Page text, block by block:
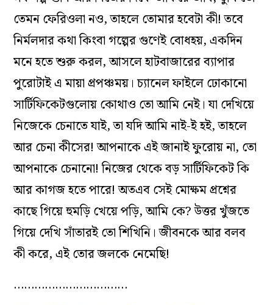
তেমন ফেরিওলা নও, তাহলে তোমার হবেটা কী! তবে
নির্মলদার কথা কিংবা গল্পের গুণেই বোধহয়, একদিন
মনে হতে শুরু করল, আসলে হাটবাজারের ব্যাপার
পুরোটাই এ মায়া প্রপঞ্চময়। চ্যানেল ফাইলে ঢোকানো
সার্টিফিকেটগুলোয় কোথাও তো আমি নেই। যা দেখিয়ে
নিজেকে চেনাতে যাই, তা যদি আমি নাই-ই হই, তাহলে
আর চেনা কীসের! আপনাকে এই জানাই ফুরোয় না, তো
আপনাকে চেনানো! নিজের থেকে বড় সার্টিফিকেট কি
আর কাগজ হতে পারে! অতএব সেই মোক্ষম প্রশ্নের
কাছে গিয়ে হুমড়ি খেয়ে পড়ি, আমি কে? উত্তর খুঁজতে
গিয়ে দেখি সাঁতারই তো শিখিনি। জীবনকে আর বলব
কী করে, এই তোর জলকে নেমেছি!
……………………………